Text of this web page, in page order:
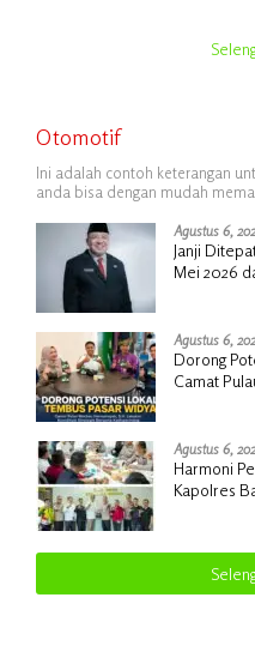
Otomotif
Ini adalah contoh keterangan
anda bisa dengan mudah
Agustus 6,
Janji
Mei 2026
Agustus 6,
Dorong
Camat
Agustus 6,
Harmoni
Kapolres